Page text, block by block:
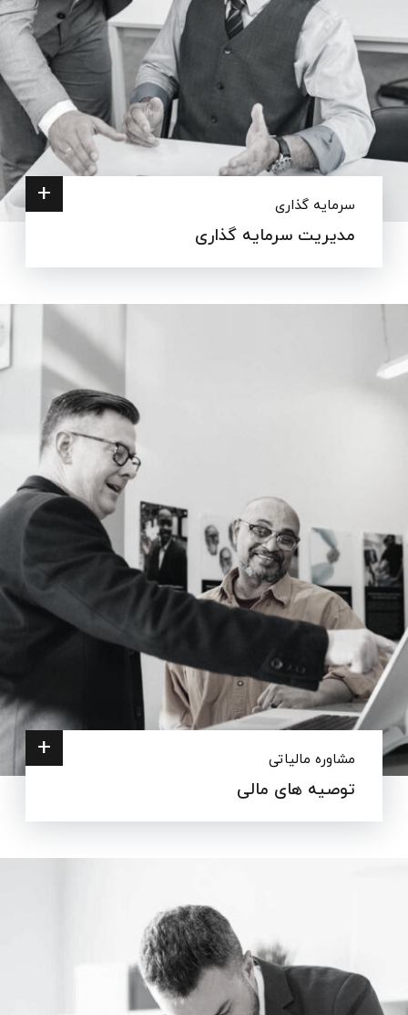
سرمایه گذاری
مدیریت سرمایه گذاری
+
مشاوره مالیاتی
توصیه های مالی
+